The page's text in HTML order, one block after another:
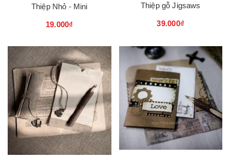
Thiệp Nhỏ - Mini
19.000₫
Thiệp gỗ Jigsaws
39.000₫